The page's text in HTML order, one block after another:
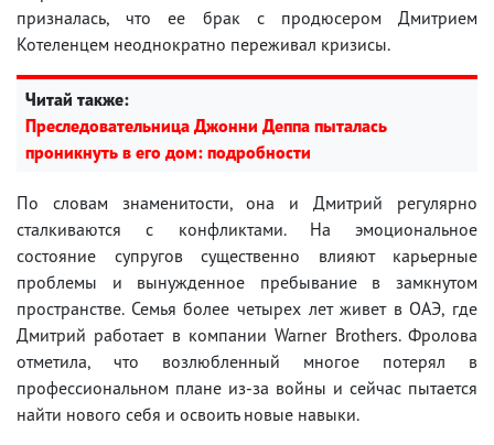
призналась, что ее брак с продюсером Дмитрием
Котеленцем неоднократно переживал кризисы.
Читай также:
Преследовательница Джонни Деппа пыталась
проникнуть в его дом: подробности
По словам знаменитости, она и Дмитрий регулярно
сталкиваются с конфликтами. На эмоциональное
состояние супругов существенно влияют карьерные
проблемы и вынужденное пребывание в замкнутом
пространстве. Семья более четырех лет живет в ОАЭ, где
Дмитрий работает в компании Warner Brothers. Фролова
отметила, что возлюбленный многое потерял в
профессиональном плане из-за войны и сейчас пытается
найти нового себя и освоить новые навыки.